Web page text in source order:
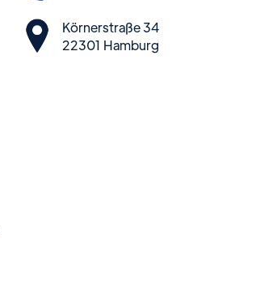
Körnerstraße 34
22301 Hamburg